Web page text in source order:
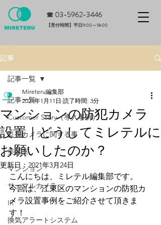
☎ 03-5962-3446
​【受付時間】平日9:00～18:00
記事
記事一覧
Customer Story（導入事例）
監視カメラに関する事
美容室
マンション
サーマルカメラ
IR
換気アラートシステム
記事一覧
マンションの防犯カメラ
設置｜どうしてミレテルに
お願いしたのか？
Mireteru編集部
2021年1月11日 読了時間: 3分
更新日： 2021年3月24日
こんにちは、ミレテル編集部です。
今回は、江東区のマンションの防犯カ
メラ設置事例をご紹介させて頂きま
す！